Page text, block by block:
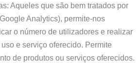
Aqueles que são bem tratados por
Analytics), permite-nos
o número de utilizadores e realizar
e serviço oferecido. Permite
de produtos ou serviços oferecidos.